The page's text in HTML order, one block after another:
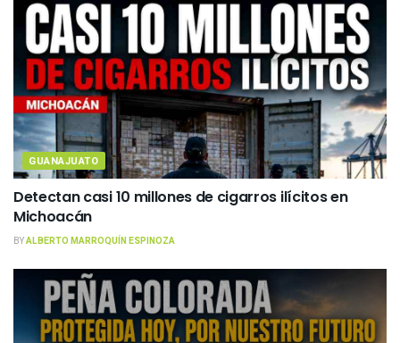
GUANAJUATO
Detectan casi 10 millones de cigarros ilícitos en
Michoacán
BYALBERTO MARROQUÍN ESPINOZA